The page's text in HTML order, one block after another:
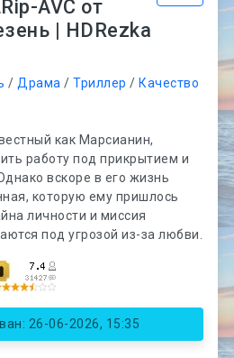
AVC от
| HDRezka
/Драма /Триллер / Качество
как Марсианин,
работу под прикрытием и
вскоре в его жизнь
которую ему пришлось
личности и миссия
под угрозой из-за любви.
26-06-2026, 15:35